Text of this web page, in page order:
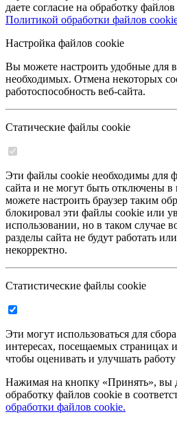
даете согласие на обработку
Политикой обработки файлов
Настройка файлов cookie
Вы можете настроить удобные для
необходимых. Отмена некоторых
работоспособность веб-сайта.
Статические файлы cookie
Эти файлы cookie необходимы для
сайта и не могут быть отключены
можете настроить браузер таким
блокировал эти файлы cookie или
использовании, но в таком случае
разделы сайта не будут работать
некорректно.
Статистические файлы cookie
Эти могут использоваться для
интересах, посещаемых страницах
чтобы оценивать и улучшать
Нажимая на кнопку «Принять», вы
обработку файлов cookie в
обработки файлов cookie.